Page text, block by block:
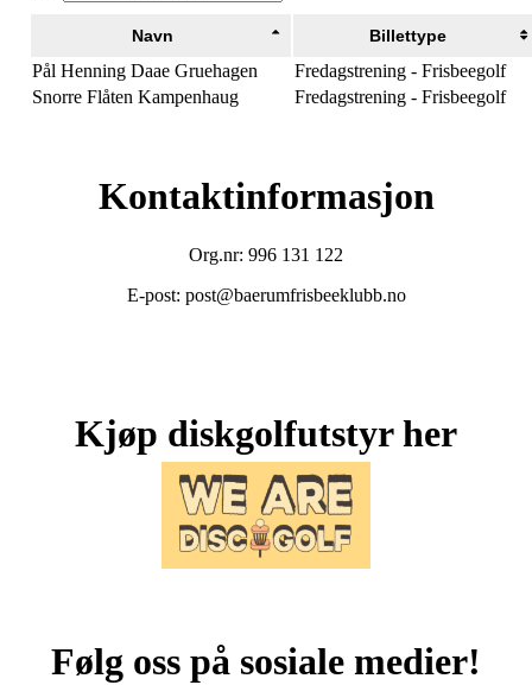
Navn Billettype
Pål Henning Daae Gruehagen
Fredagstrening - Frisbeegolf
Snorre Flåten Kampenhaug
Fredagstrening - Frisbeegolf
Kontaktinformasjon
Org.nr: 996 131 122
E-post: post@baerumfrisbeeklubb.no
Kjøp diskgolfutstyr her
Følg oss på sosiale medier!